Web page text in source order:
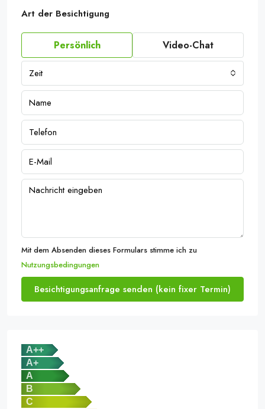
Art der Besichtigung
Persönlich Video-Chat
Zeit
Mit dem Absenden dieses Formulars stimme ich zu
Nutzungsbedingungen
Besichtigungsanfrage senden (kein fixer Termin)
A++
A+
A
B
C